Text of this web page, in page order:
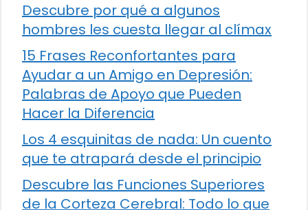
Descubre por qué a algunos
hombres les cuesta llegar al clímax
15 Frases Reconfortantes para
Ayudar a un Amigo en Depresión:
Palabras de Apoyo que Pueden
Hacer la Diferencia
Los 4 esquinitas de nada: Un cuento
que te atrapará desde el principio
Descubre las Funciones Superiores
de la Corteza Cerebral: Todo lo que